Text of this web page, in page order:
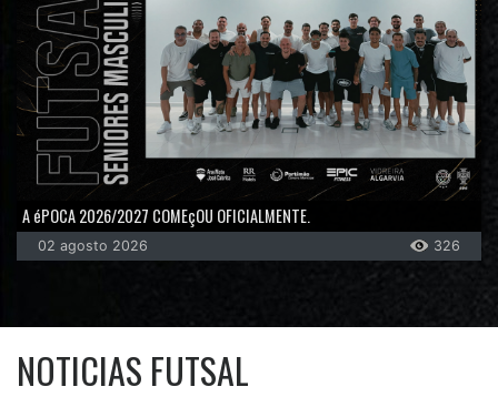
A éPOCA 2026/2027 COMEçOU OFICIALMENTE.
02 agosto 2026 326
NOTICIAS FUTSAL